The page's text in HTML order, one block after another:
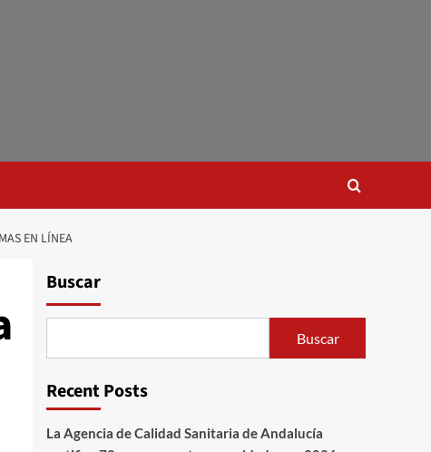
EN LÍNEA
Buscar
Buscar
Recent Posts
La Agencia de Calidad Sanitaria de Andalucía